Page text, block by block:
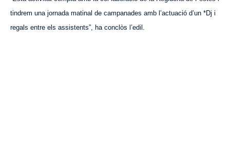
tindrem una jornada matinal de campanades amb l’actuació d’un *Dj i
regals entre els assistents”, ha conclòs l’edil.